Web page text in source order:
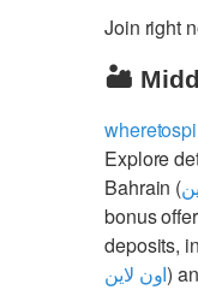
Join right
🏜️
Explore
Bahrain (
bonus
deposits,
اون لاين)